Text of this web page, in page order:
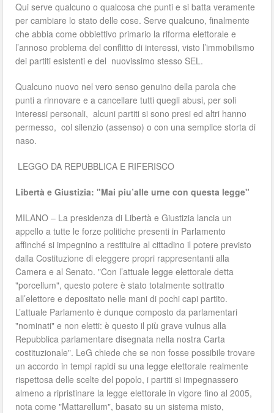
Qui serve qualcuno o qualcosa che punti e si batta veramente
per cambiare lo stato delle cose. Serve qualcuno, finalmente
che abbia come obbiettivo primario la riforma elettorale e
l’annoso problema del conflitto di interessi, visto l’immobilismo
dei partiti esistenti e del nuovissimo stesso SEL.
Qualcuno nuovo nel vero senso genuino della parola che
punti a rinnovare e a cancellare tutti quegli abusi, per soli
interessi personali, alcuni partiti si sono presi ed altri hanno
permesso, col silenzio (assenso) o con una semplice storta di
naso.
LEGGO DA REPUBBLICA E RIFERISCO
Libertà e Giustizia: "Mai piu’alle urne con questa legge"
MILANO – La presidenza di Libertà e Giustizia lancia un
appello a tutte le forze politiche presenti in Parlamento
affinché si impegnino a restituire al cittadino il potere previsto
dalla Costituzione di eleggere propri rappresentanti alla
Camera e al Senato. "Con l’attuale legge elettorale detta
"porcellum", questo potere è stato totalmente sottratto
all’elettore e depositato nelle mani di pochi capi partito.
L’attuale Parlamento è dunque composto da parlamentari
"nominati" e non eletti: è questo il più grave vulnus alla
Repubblica parlamentare disegnata nella nostra Carta
costituzionale". LeG chiede che se non fosse possibile trovare
un accordo in tempi rapidi su una legge elettorale realmente
rispettosa delle scelte del popolo, i partiti si impegnassero
almeno a ripristinare la legge elettorale in vigore fino al 2005,
nota come "Mattarellum", basato su un sistema misto,